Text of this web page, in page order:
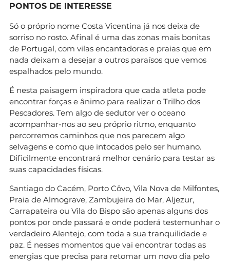
PONTOS DE INTERESSE
Só o próprio nome Costa Vicentina já nos deixa de
sorriso no rosto. Afinal é uma das zonas mais bonitas
de Portugal, com vilas encantadoras e praias que em
nada deixam a desejar a outros paraísos que vemos
espalhados pelo mundo.
É nesta paisagem inspiradora que cada atleta pode
encontrar forças e ânimo para realizar o Trilho dos
Pescadores. Tem algo de sedutor ver o oceano
acompanhar-nos ao seu próprio ritmo, enquanto
percorremos caminhos que nos parecem algo
selvagens e como que intocados pelo ser humano.
Dificilmente encontrará melhor cenário para testar as
suas capacidades físicas.
Santiago do Cacém, Porto Côvo, Vila Nova de Milfontes,
Praia de Almograve, Zambujeira do Mar, Aljezur,
Carrapateira ou Vila do Bispo são apenas alguns dos
pontos por onde passará e onde poderá testemunhar o
verdadeiro Alentejo, com toda a sua tranquilidade e
paz. É nesses momentos que vai encontrar todas as
energias que precisa para retomar um novo dia pelo